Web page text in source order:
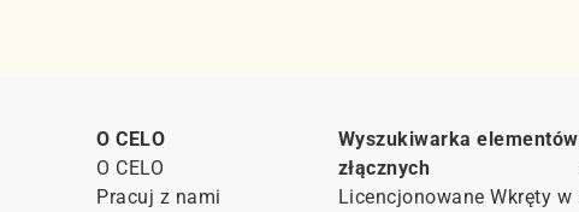
O CELO
O CELO
Pracuj z nami
Wyszukiwarka elementów
złącznych
Licencjonowane Wkręty w